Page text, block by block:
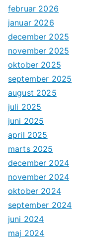
februar 2026
januar 2026
december 2025
november 2025
oktober 2025
september 2025
august 2025
juli 2025
juni 2025
april 2025
marts 2025
december 2024
november 2024
oktober 2024
september 2024
juni 2024
maj 2024